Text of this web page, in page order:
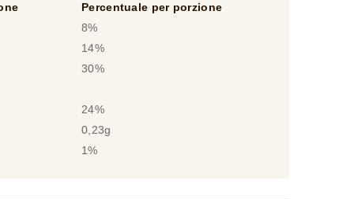
Percentuale per porzione
8%
14%
30%
24%
0,23g
1%